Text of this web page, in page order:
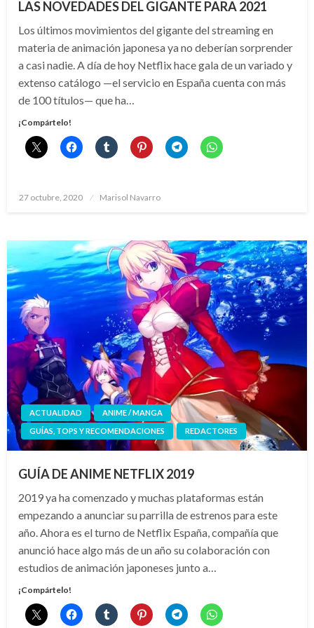
LAS NOVEDADES DEL GIGANTE PARA 2021
Los últimos movimientos del gigante del streaming en
materia de animación japonesa ya no deberían sorprender
a casi nadie. A día de hoy Netflix hace gala de un variado y
extenso catálogo —el servicio en España cuenta con más
de 100 títulos— que ha…
¡Compártelo!
Publicado
27 octubre, 2020 Marisol Navarro
ACTUALIDAD
ANIME / MANGA
GUÍAS, TOPS Y RECOMENDACIONES
REDACTORES
GUÍA DE ANIME NETFLIX 2019
2019 ya ha comenzado y muchas plataformas están
empezando a anunciar su parrilla de estrenos para este
año. Ahora es el turno de Netflix España, compañía que
anunció hace algo más de un año su colaboración con
estudios de animación japoneses junto a…
¡Compártelo!